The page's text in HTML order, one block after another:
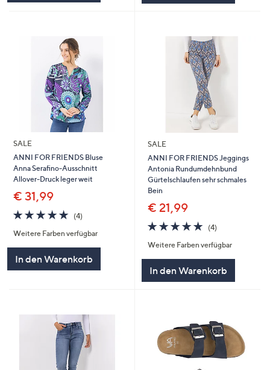
SALE
ANNI FOR FRIENDS Bluse
Anna Serafino-Ausschnitt
Allover-Druck leger weit
€ 31,99
4.8
von
5
(4)
Weitere Farben verfügbar
In den Warenkorb
SALE
ANNI FOR FRIENDS Jeggings
Antonia Rundumdehnbund
Gürtelschlaufen sehr schmales
Bein
€ 21,99
4.8
von
5
(4)
Weitere Farben verfügbar
In den Warenkorb